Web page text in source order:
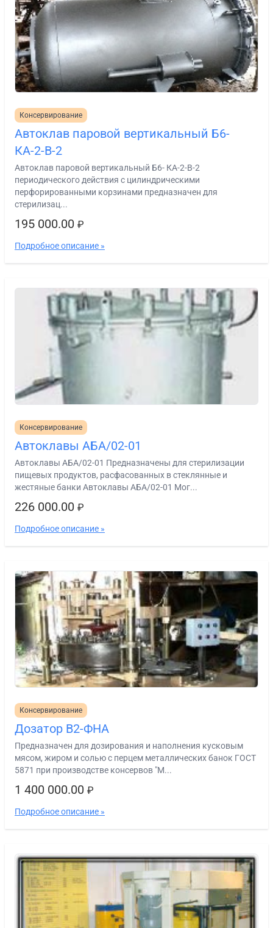
Консервирование
Автоклав паровой вертикальный Б6-
КА-2-В-2
Автоклав паровой вертикальный Б6- КА-2-В-2
периодического действия с цилиндрическими
перфорированными корзинами предназначен для
стерилизац...
195 000.00 ₽
Подробное описание »
Консервирование
Автоклавы АБА/02-01
Автоклавы АБА/02-01 Предназначены для стерилизации
пищевых продуктов, расфасованных в стеклянные и
жестяные банки Автоклавы АБА/02-01 Мог...
226 000.00 ₽
Подробное описание »
Консервирование
Дозатор В2-ФНА
Предназначен для дозирования и наполнения кусковым
мясом, жиром и солью с перцем металлических банок ГОСТ
5871 при производстве консервов "М...
1 400 000.00 ₽
Подробное описание »